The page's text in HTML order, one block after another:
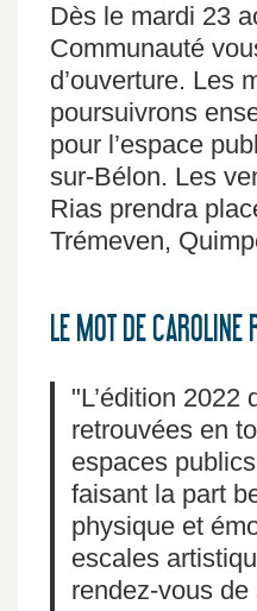
Dès le mardi 23
Communauté
d’ouverture. Les
poursuivrons
pour l’espace
sur-Bélon. Les
Rias prendra
Trémeven,
LE MOT DE CAROLINE
"L’édition
retrouvées en
espaces
faisant la part
physique et
escales
rendez-vous